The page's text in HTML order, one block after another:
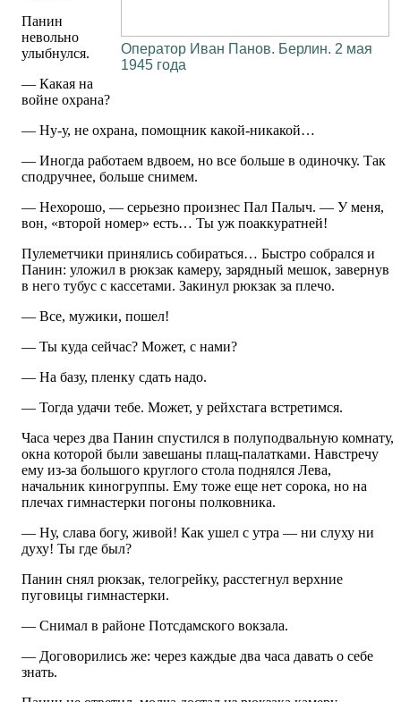
Оператор Иван Панов. Берлин. 2 мая
1945 года
Панин
невольно
улыбнулся.
— Какая на
войне охрана?
— Ну-у, не охрана, помощник какой-никакой…
— Иногда работаем вдвоем, но все больше в одиночку. Так
сподручнее, больше снимем.
— Нехорошо, — серьезно произнес Пал Палыч. — У меня,
вон, «второй номер» есть… Ты уж поаккуратней!
Пулеметчики принялись собираться… Быстро собрался и
Панин: уложил в рюкзак камеру, зарядный мешок, завернув
в него тубус с кассетами. Закинул рюкзак за плечо.
— Все, мужики, пошел!
— Ты куда сейчас? Может, с нами?
— На базу, пленку сдать надо.
— Тогда удачи тебе. Может, у рейхстага встретимся.
Часа через два Панин спустился в полуподвальную комнату,
окна которой были завешаны плащ-палатками. Навстречу
ему из-за большого круглого стола поднялся Лева,
начальник киногруппы. Ему тоже еще нет сорока, но на
плечах гимнастерки погоны полковника.
— Ну, слава богу, живой! Как ушел с утра — ни слуху ни
духу! Ты где был?
Панин снял рюкзак, телогрейку, расстегнул верхние
пуговицы гимнастерки.
— Снимал в районе Потсдамского вокзала.
— Договорились же: через каждые два часа давать о себе
знать.